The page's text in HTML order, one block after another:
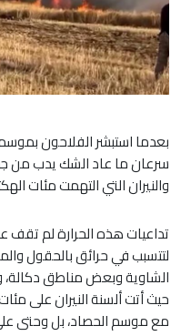
سرعان ما عاد الشك يدب من
والنيران التي التهمت مئات
تداعيات هذه الحرارة لم تقف
لتتسبب في حرائق بالحقول
الشاوية وبعض مناطق
حيث أتت ألسنة النيران على
مع موسم الحصاد، بل وحتى